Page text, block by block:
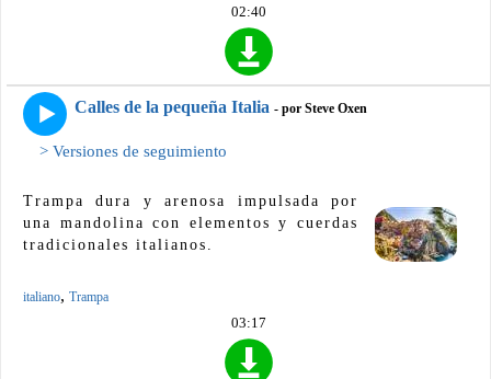
02:40
Calles de la pequeña Italia - por Steve Oxen
> Versiones de seguimiento
Trampa dura y arenosa impulsada por
una mandolina con elementos y cuerdas
tradicionales italianos.
italiano, Trampa
03:17